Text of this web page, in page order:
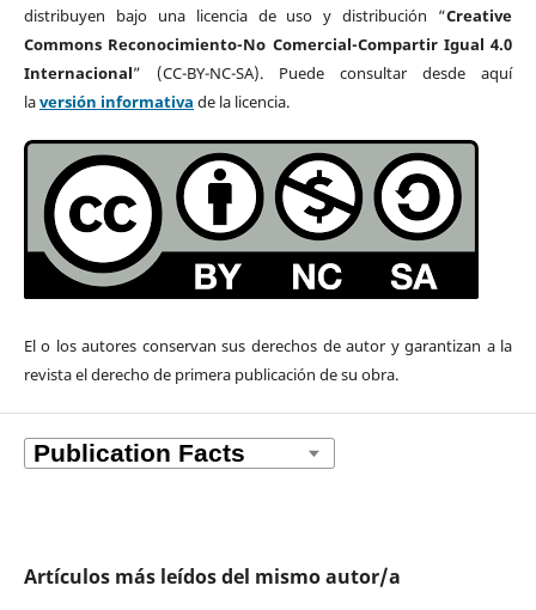
distribuyen bajo una licencia de uso y distribución “Creative
Commons Reconocimiento-No Comercial-Compartir Igual 4.0
Internacional” (CC-BY-NC-SA). Puede consultar desde aquí
laversión informativa de la licencia.
El o los autores conservan sus derechos de autor y garantizan a la
revista el derecho de primera publicación de su obra.
Artículos más leídos del mismo autor/a